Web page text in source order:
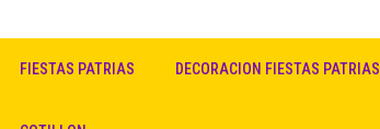
FIESTAS PATRIAS DECORACION FIESTAS PATRIAS